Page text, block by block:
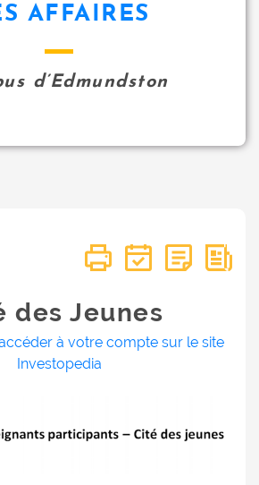
AFFAIRES
d’Edmundston
des Jeunes
à votre compte sur le site
Investopedia